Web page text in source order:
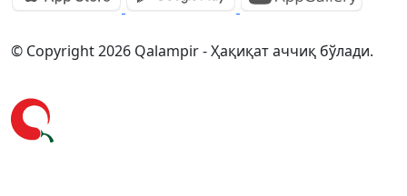
© Copyright 2026 Qalampir - Ҳақиқат аччиқ бўлади.